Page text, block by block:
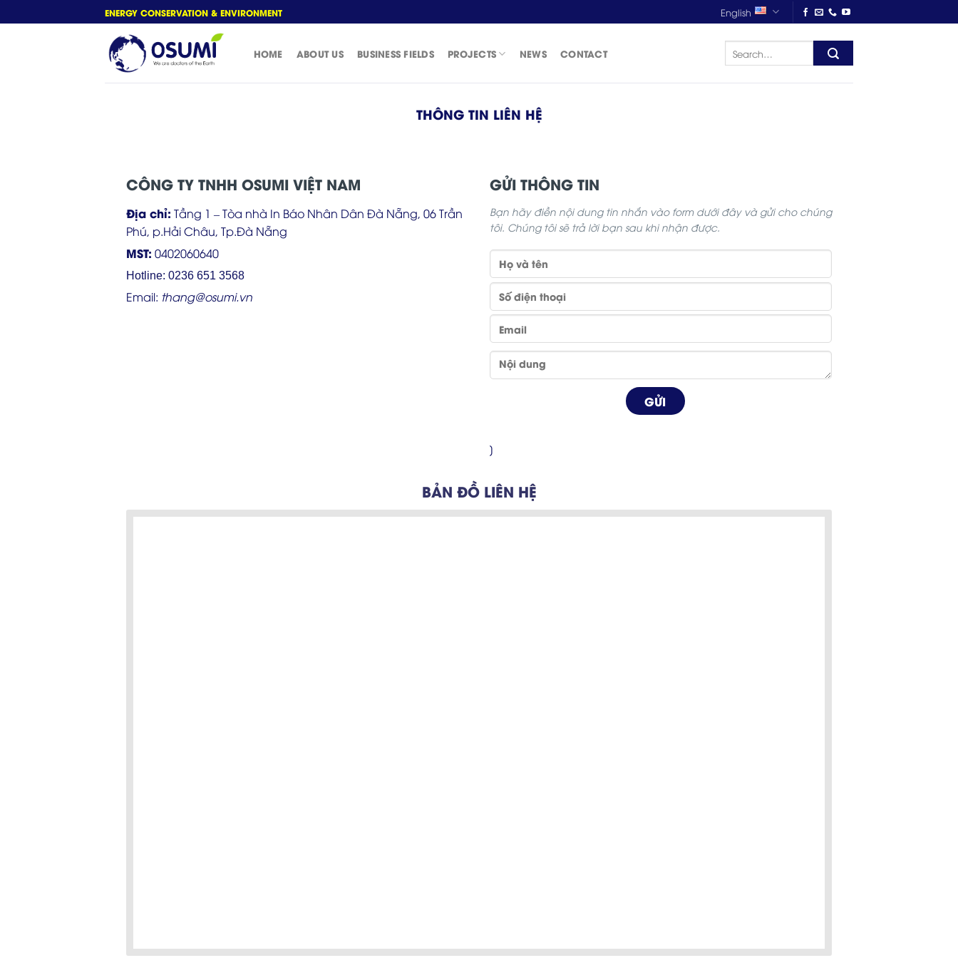
to
ENERGY CONSERVATION & ENVIRONMENT English
HOME ABOUT US BUSINESS FIELDS PROJECTS NEWS CONTACT
THÔNG TIN LIÊN HỆ
CÔNG TY TNHH OSUMI VIỆT NAM
Địa chỉ: Tầng 1 – Tòa nhà In Báo Nhân Dân Đà Nẵng, 06 Trần
Phú, p.Hải Châu, Tp.Đà Nẵng
MST: 0402060640
Hotline: 0236 651 3568
Email: thang@osumi.vn
GỬI THÔNG TIN
Bạn hãy điền nội dung tin nhắn vào form dưới đây và gửi cho chúng
tôi. Chúng tôi sẽ trả lời bạn sau khi nhận được.
]
BẢN ĐỒ LIÊN HỆ